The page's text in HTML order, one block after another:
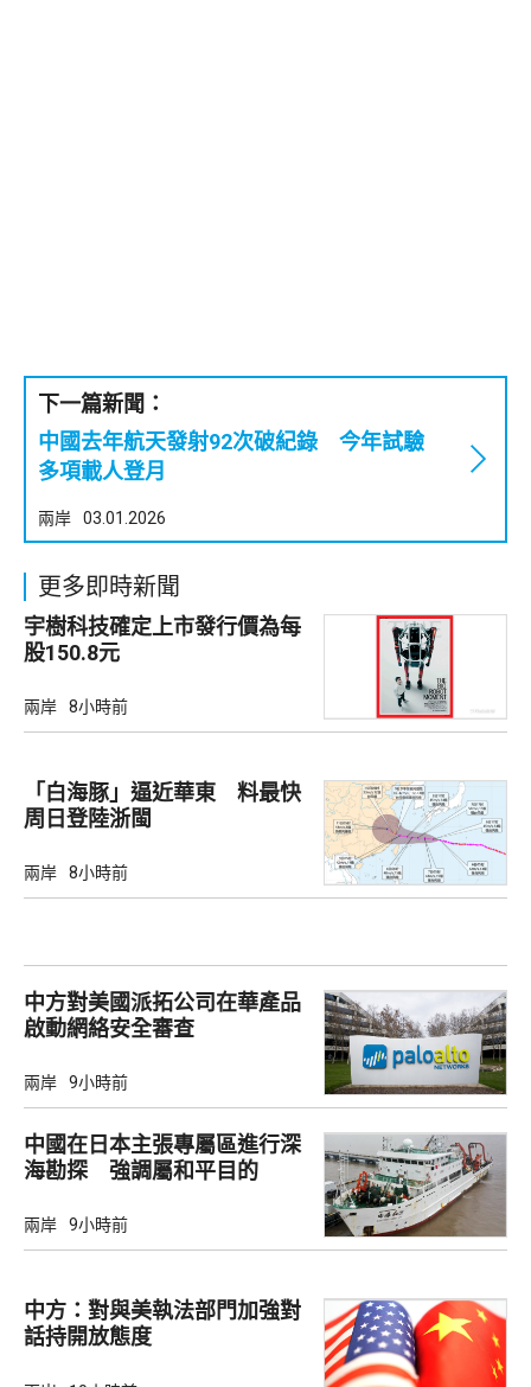
下一篇新聞：
中國去年航天發射92次破紀錄 今年試驗
多項載人登月
兩岸 03.01.2026
更多即時新聞
宇樹科技確定上市發行價為每
股150.8元
兩岸 8小時前
「白海豚」逼近華東 料最快
周日登陸浙閩
兩岸 8小時前
中方對美國派拓公司在華產品
啟動網絡安全審查
兩岸 9小時前
中國在日本主張專屬區進行深
海勘探 強調屬和平目的
兩岸 9小時前
中方：對與美執法部門加強對
話持開放態度